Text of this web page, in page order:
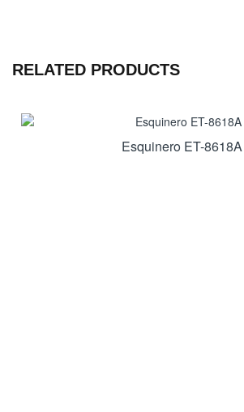
RELATED PRODUCTS
Esquinero ET-8618A